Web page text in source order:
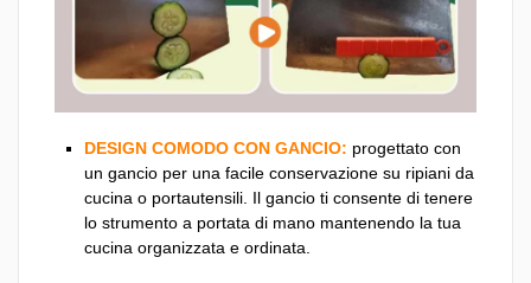
DESIGN COMODO CON GANCIO: progettato con
un gancio per una facile conservazione su ripiani da
cucina o portautensili. Il gancio ti consente di tenere
lo strumento a portata di mano mantenendo la tua
cucina organizzata e ordinata.